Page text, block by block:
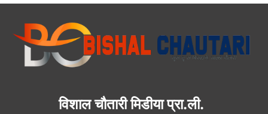
विशाल चौतारी मिडीया प्रा.ली.